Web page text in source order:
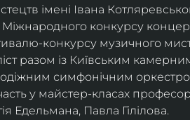
імені Івана
Міжнародного конкурсу
конкурсу музичного
разом із Київським
симфонічним
у майстер-класах
Едельмана, Павла Гілілова.